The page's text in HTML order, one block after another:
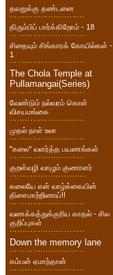
தவறுக்கு தண்டனை
திரும்பிப் பார்க்கிறோம் - 18
சிதையும் சிங்காரக் கோயில்கள் -
1
The Chola Temple at
Pullamangai(Series)
வேண்டும் நல்வரம் கொள்
விசயமங்கை
முதல் நாள் உலா
"கலை" வளர்த்த பயணங்கள்
குறள்வழி வாழும் குணாளர்
கலையே என் வாழ்க்கையின்
திசைமாற்றினாய்!!
வணக்கத்துக்குரிய காதல் - சில
குறிப்புகள்
Down the memory lane
கம்பன் ஏமாந்தான்